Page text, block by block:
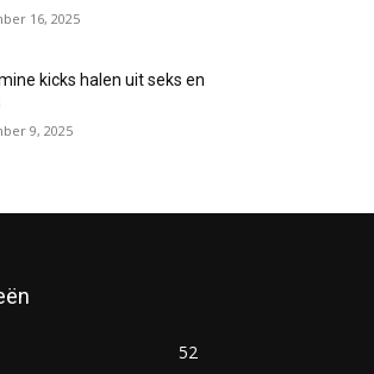
16, 2025
kicks halen uit seks en
9, 2025
52